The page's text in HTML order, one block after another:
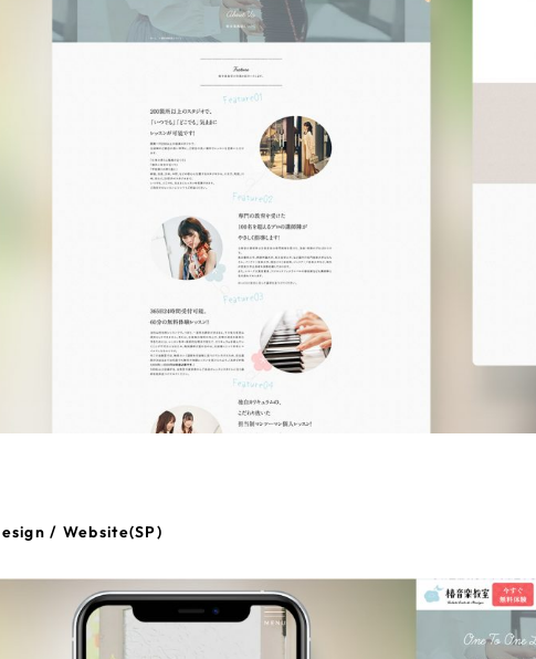
/ Website(SP)